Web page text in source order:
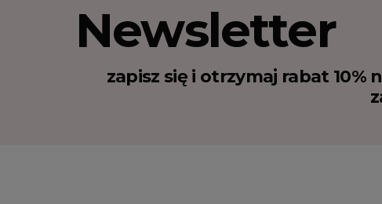
Newsletter
zapisz się i otrzymaj rabat 10%